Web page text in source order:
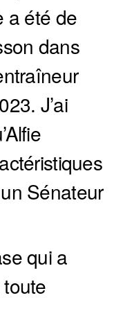
a été de
dans
J’ai
Sénateur
qui a